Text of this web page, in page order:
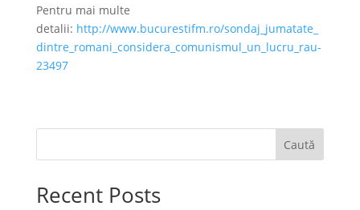
Pentru mai multe
detalii: http://www.bucurestifm.ro/sondaj_jumatate_
dintre_romani_considera_comunismul_un_lucru_rau-
23497
Caută
Recent Posts